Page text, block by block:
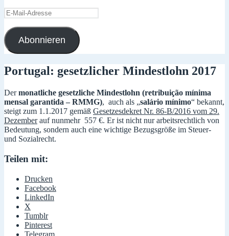
E-
Mail-
Adresse
Abonnieren
Portugal: gesetzlicher Mindestlohn 2017
Dermonatliche gesetzliche Mindestlohn (retribuição mínima
mensal garantida – RMMG), auch als „salário mínimo“ bekannt,
steigt zum 1.1.2017 gemäß Gesetzesdekret Nr. 86-B/2016 vom 29.
Dezemberauf nunmehr 557 €. Er ist nicht nur arbeitsrechtlich von
Bedeutung, sondern auch eine wichtige Bezugsgröße im Steuer-
und Sozialrecht.
Teilen mit:
Drucken
Facebook
LinkedIn
X
Tumblr
Pinterest
Telegram